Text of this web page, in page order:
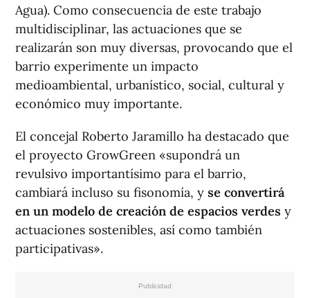
Agua). Como consecuencia de este trabajo
multidisciplinar, las actuaciones que se
realizarán son muy diversas, provocando que el
barrio experimente un impacto
medioambiental, urbanístico, social, cultural y
económico muy importante.
El concejal Roberto Jaramillo ha destacado que
el proyecto GrowGreen «supondrá un
revulsivo importantísimo para el barrio,
cambiará incluso su fisonomía, y se convertirá
en un modelo de creación de espacios verdes y
actuaciones sostenibles, así como también
participativas».